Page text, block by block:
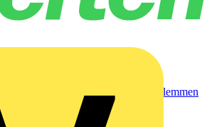
& Verbindungselemente Reihenklemmen